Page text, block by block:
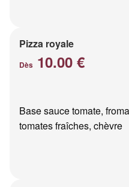
Pizza royale
Dès 10.00 €
Base sauce tomate,
tomates fraîches, chèvre